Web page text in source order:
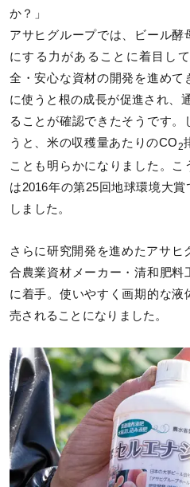
か？」
アサヒグループでは、ビール
にする力があることに着目し
全・安心な資材の開発を進め
に使うと根の成長が促進され、
ることが確認できたそうです
うと、米の収穫量あたりのCO2
ことも明らかになりました。
は2016年の第25回地球環境大
しました。
さらに研究開発を進めたアサ
合農業資材メーカー・清和肥
に着手。使いやすく画期的な
売されることになりました。